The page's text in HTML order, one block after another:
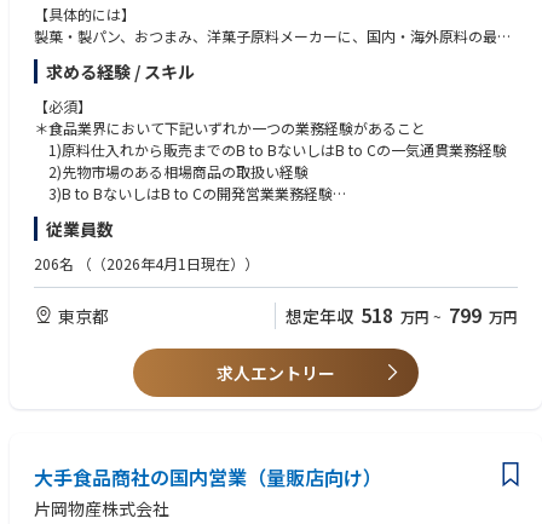
【具体的には】
製菓・製パン、おつまみ、洋菓子原料メーカーに、国内・海外原料の最適
な提案を行い、安心・安全な食の提供を安定的に消費者の皆様にお届けす
ることがミッションです。ナッツ・ドライフルーツグループの営業とし
て、サプライヤー選定、規格確認、相場確認、価格交渉、買付、輸入手
続、国内販売、商品・為替ポジション管理、在庫管理、規格書作成、採算
管理など仕入から販売まで一連の業務をお任せします。
部員一人一人が担当する商品・業界ではトップクラスの知識を獲得するこ
とを目指し、さらにチームパワーを生かして協働でもって、美味しさや健
康など今後の新たな食の課題にも取り組んでいきます。
※担当商品は各種ナッツ・落花生類を予定しています。
※国内出張は月1～2回、海外出張は年2～5回程度です。
求める経験 / スキル
【必須】
＊食品業界において下記いずれか一つの業務経験があること
1)原料仕入れから販売までのB to BないしはB to Cの一気通貫業務経験
2)先物市場のある相場商品の取扱い経験
3)B to BないしはB to Cの開発営業業務経験
＊簿記３級レベルの会計知識を有すること
＊普通自動車免許
＊グローバル力を有し、ビジネスレベルの英語力をお持ちの方
＊顧客の問題解決営業、商品提案ができる方
＊現地現物で生産現場に入り込んで改善作業、規格策定作業ができる方
＊食品の基礎的な品質管理能力を有する方
＊物事をしっかりと考えて最後までやり切れる方
＊自分の考えを持ちつつ、チームとしての意見調整もできる方
従業員数
206名 （（2026年4月1日現在））
東京都 想定年収 518 万円 ~ 799 万円
求人エントリー
大手食品商社の国内営業（量販店向け）
片岡物産株式会社